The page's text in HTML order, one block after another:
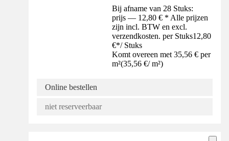
Bij afname van 28 Stuks:
prijs — 12,80 € * Alle prijzen
zijn incl. BTW en excl.
verzendkosten. per Stuks12,80
€*/ Stuks
Komt overeen met 35,56 € per
m²(35,56 €/ m²)
Online bestellen
niet reserveerbaar